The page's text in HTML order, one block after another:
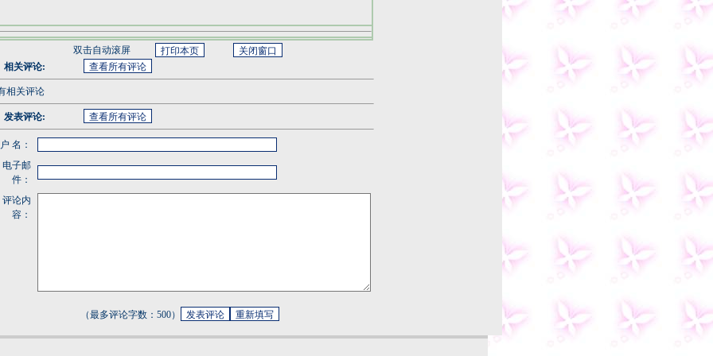
双击自动滚屏
相关评论:
相关评论
发表评论:
名：
电子邮
件：
评论内
容：
（最多评论字数：500）